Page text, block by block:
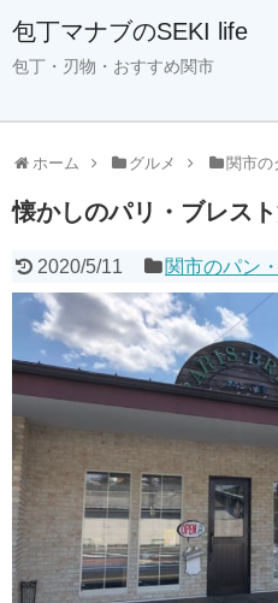
包丁マナブのSEKI life
包丁・刃物・おすすめ関市
ホーム グルメ 関市の
懐かしのパリ・ブレス
2020/5/11 関市のパン